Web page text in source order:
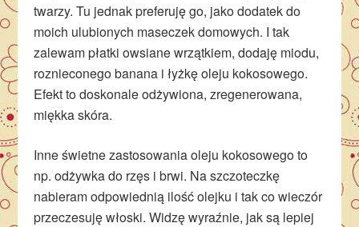
twarzy. Tu jednak preferuję go, jako dodatek do
moich ulubionych maseczek domowych. I tak
zalewam płatki owsiane wrzątkiem, dodaję miodu,
roznieconego banana i łyżkę oleju kokosowego.
Efekt to doskonale odżywiona, zregenerowana,
miękka skóra.
Inne świetne zastosowania oleju kokosowego to
np. odżywka do rzęs i brwi. Na szczoteczkę
nabieram odpowiednią ilość olejku i tak co wieczór
przeczesuję włoski. Widzę wyraźnie, jak są lepiej